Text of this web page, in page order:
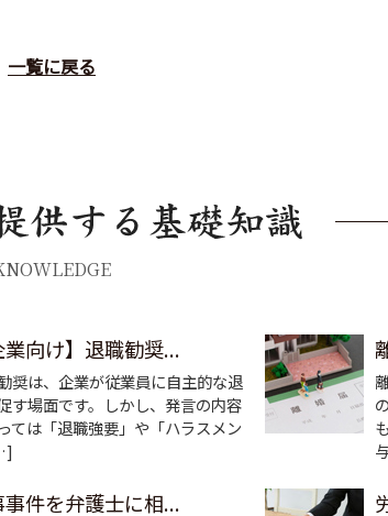
一覧に戻る
業向け】退職勧奨...
奨は、企業が従業員に自主的な退
す場面です。しかし、発言の内容
ては「退職強要」や「ハラスメン
件を弁護士に相...